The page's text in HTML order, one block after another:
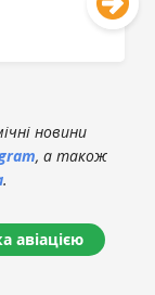
новини
, а також
.
авіацією